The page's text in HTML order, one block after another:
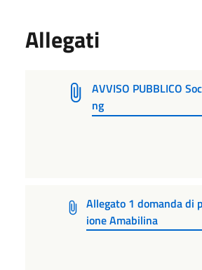
Allegati
AVVISO PUBBLICO
ng
Allegato 1 domanda di
ione Amabilina